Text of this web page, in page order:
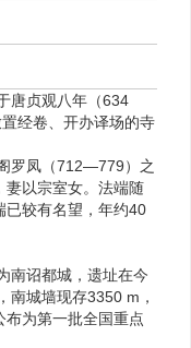
唐贞观八年（634
经卷、开办译场的寺
罗凤（712—779）之
妻以宗室女。法端随
已较有名望，年约40
南诏都城，遗址在今
南城墙现存3350 m，
为第一批全国重点